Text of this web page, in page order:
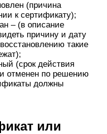
(причина
к сертификату);
– (в описание
причину и дату
такие
(срок действия
отменен по решению
должны
или